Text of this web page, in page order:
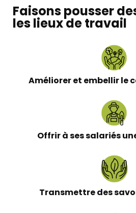
Faisons pousser
les lieux de travail
Améliorer et embellir le
Offrir à ses salariés
Transmettre des